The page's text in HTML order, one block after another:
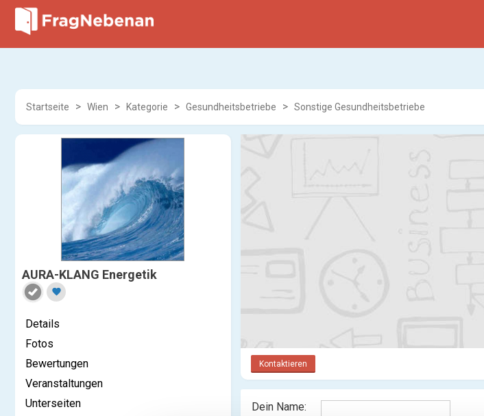
Startseite Wien Kategorie Gesundheitsbetriebe Sonstige Gesundheitsbetriebe
AURA-KLANG Energetik
favorite
Details
Fotos
Bewertungen
Veranstaltungen
Unterseiten
Kontaktieren
Dein Name: